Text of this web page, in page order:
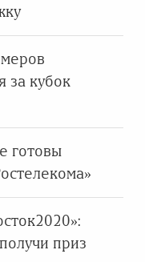
за кубок
готовы
приз